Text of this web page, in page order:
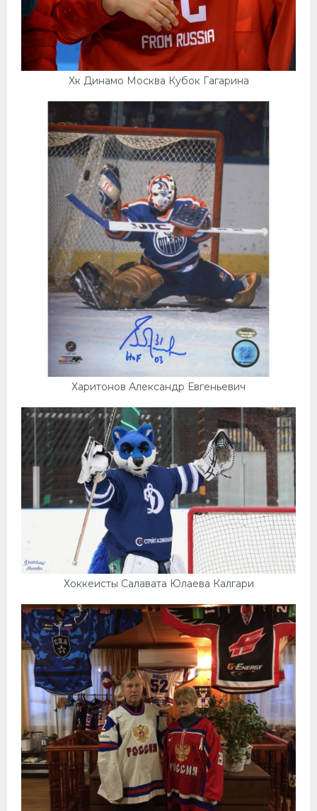
Хк Динамо Москва Кубок Гагарина
Харитонов Александр Евгеньевич
Хоккеисты Салавата Юлаева Калгари